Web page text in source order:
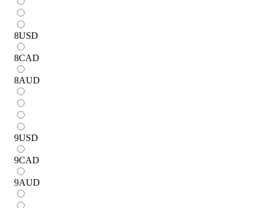
8USD
8CAD
8AUD
9USD
9CAD
9AUD